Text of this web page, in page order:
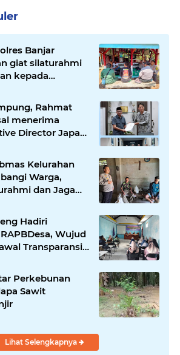
Banjar
giat silaturahmi
kepada
Kamling
Rahmat
menerima
Director Japan
Construction
dalam
Kelurahan
Warga,
dan Jaga
Hadiri
Wujud
Transparansi
Desa
Perkebunan
Sawit
Lihat Selengkapnya